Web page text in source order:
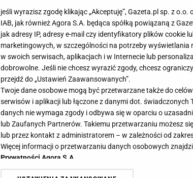
jeśli wyrazisz zgodę klikając „Akceptuję”, Gazeta.pl sp. z
IAB, jak również Agora S.A. będąca spółką powiązaną z
jak adresy IP, adresy e-mail czy identyfikatory plików cookie
marketingowych, w szczególności na potrzeby
w swoich serwisach, aplikacjach i w Internecie lub
dobrowolne. Jeśli nie chcesz wyrazić zgody, chcesz
przejdź do „Ustawień Zaawansowanych”.
Twoje dane osobowe mogą być przetwarzane także do
serwisów i aplikacji lub łączone z danymi dot.
danych nie wymaga zgody i odbywa się w oparciu o
lub Zaufanych Partnerów. Takiemu przetwarzaniu możesz
lub przez kontakt z administratorem – w zależności od
Więcej informacji o przetwarzaniu danych osobowych
Prywatności Agora S.A.